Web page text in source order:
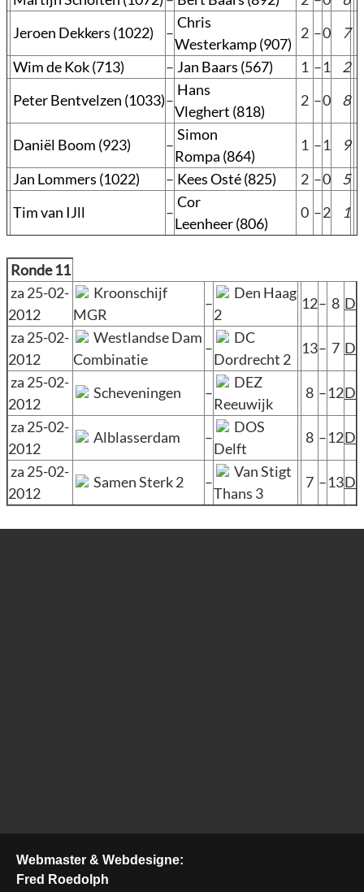
Jeroen Dekkers (1022)
–
Chris
Westerkamp (907)
2 –0
7
Wim de Kok (713)
– Jan Baars (567) 1 –1
2
Peter Bentvelzen (1033)–
Hans
Vleghert (818)
2 –0 8
Daniël Boom (923) –
Simon
Rompa (864)
1 –1
9
Jan Lommers (1022)
– Kees Osté (825) 2 –0
5
Tim van IJll
–
Cor
Leenheer (806)
0 –2 1
Ronde 11
za 25-02-
2012
Kroonschijf
MGR
–
Den Haag
2
12– 8 D
za 25-02-
2012
Westlandse Dam
Combinatie
–
DC
Dordrecht 2
13– 7 D
za 25-02-
2012
Scheveningen –
DEZ
Reeuwijk
8 –12D
za 25-02-
2012
Alblasserdam –
DOS
Delft
8 –12D
za 25-02-
2012
Samen Sterk 2 –
Van Stigt
Thans 3
7 –13D
Webmaster & Webdesigne:
Fred Roedolph